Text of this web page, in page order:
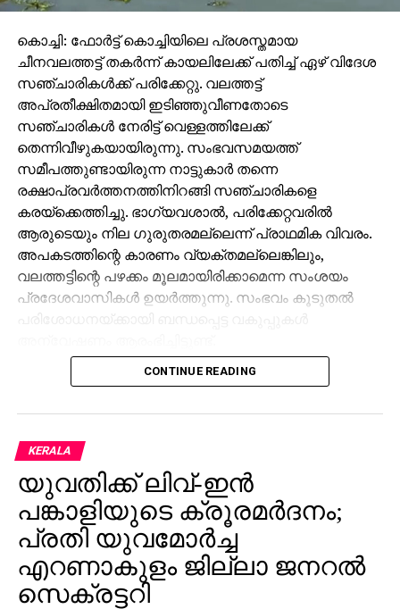
കൊച്ചി: ഫോര്‍ട്ട് കൊച്ചിയിലെ പ്രശസ്തമായ
ചീനവലത്തട്ട് തകര്‍ന്ന് കായലിലേക്ക് പതിച്ച് ഏഴ് വിദേശ
സഞ്ചാരികള്‍ക്ക് പരിക്കേറ്റു. വലത്തട്ട്
അപ്രതീക്ഷിതമായി ഇടിഞ്ഞുവീണതോടെ
സഞ്ചാരികള്‍ നേരിട്ട് വെള്ളത്തിലേക്ക്
തെന്നിവീഴുകയായിരുന്നു. സംഭവസമയത്ത്
സമീപത്തുണ്ടായിരുന്ന നാട്ടുകാര്‍ തന്നെ
രക്ഷാപ്രവര്‍ത്തനത്തിനിറങ്ങി സഞ്ചാരികളെ
കരയ്‌ക്കെത്തിച്ചു. ഭാഗ്യവശാല്‍, പരിക്കേറ്റവരില്‍
ആരുടെയും നില ഗുരുതരമല്ലെന്ന് പ്രാഥമിക വിവരം.
അപകടത്തിന്റെ കാരണം വ്യക്തമല്ലെങ്കിലും,
വലത്തട്ടിന്റെ പഴക്കം മൂലമായിരിക്കാമെന്ന സംശയം
പ്രദേശവാസികള്‍ ഉയര്‍ത്തുന്നു. സംഭവം കൂടുതല്‍
CONTINUE READING
KERALA
യുവതിക്ക് ലിവ്-ഇന്‍
പങ്കാളിയുടെ ക്രൂരമര്‍ദനം;
പ്രതി യുവമോര്‍ച്ച
എറണാകുളം ജില്ലാ ജനറല്‍
സെക്രട്ടറി